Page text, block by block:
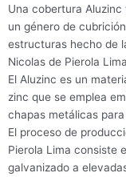
Una cobertura
un género de
estructuras hecho de
Nicolas de Pierola
El Aluzinc es un
zinc que se emplea
chapas metálicas
El proceso de
Pierola Lima consiste
galvanizado a